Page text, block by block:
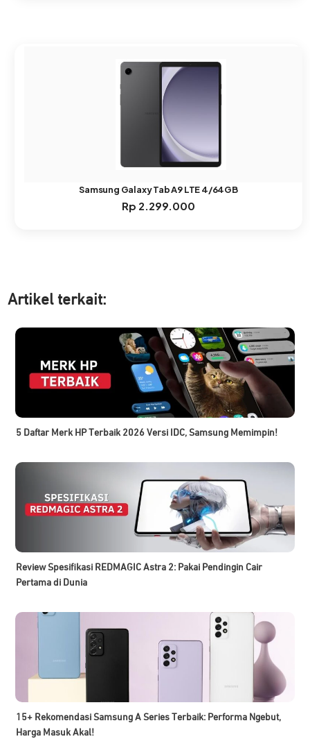
Samsung Galaxy Tab A9 LTE 4/64GB
Rp 2.299.000
Artikel terkait:
5 Daftar Merk HP Terbaik 2026 Versi IDC, Samsung Memimpin!
Review Spesifikasi REDMAGIC Astra 2: Pakai Pendingin Cair
Pertama di Dunia
15+ Rekomendasi Samsung A Series Terbaik: Performa Ngebut,
Harga Masuk Akal!